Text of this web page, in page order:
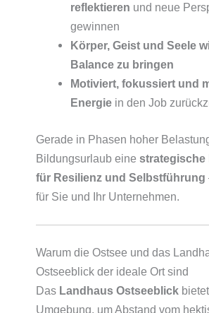
reflektieren und neue
gewinnen
Körper, Geist und Seele
Balance zu bringen
Motiviert, fokussiert und
Energie in den Job
Gerade in Phasen hoher
Bildungsurlaub eine strategische
für Resilienz und Selbstführung
für Sie und Ihr Unternehmen.
Warum die Ostsee und das
Ostseeblick der ideale Ort sind
Das Landhaus Ostseeblick
Umgebung, um Abstand vom